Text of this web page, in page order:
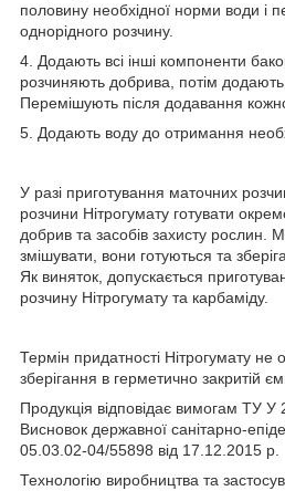
половину необхідної норми води і
однорідного розчину.
4. Додають всі інші компоненти
розчиняють добрива, потім додають
Перемішують після додавання
5. Додають воду до отримання
У разі приготування маточних
розчини Нітрогумату готувати
добрив та засобів захисту рослин.
змішувати, вони готуються та
Як виняток, допускається
розчину Нітрогумату та карбаміду.
Термін придатності Нітрогумату
зберігання в герметично закритій
Продукція відповідає вимогам ТУ
Висновок державної санітарно-
05.03.02-04/55898 від 17.12.2015 р.
Технологію виробництва та